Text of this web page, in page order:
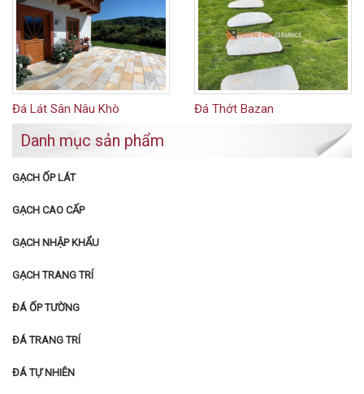
Đá Lát Sân Nâu Khò Đá Thớt Bazan
Danh mục sản phẩm
GẠCH ỐP LÁT
GẠCH CAO CẤP
GẠCH NHẬP KHẨU
GẠCH TRANG TRÍ
ĐÁ ỐP TƯỜNG
ĐÁ TRANG TRÍ
ĐÁ TỰ NHIÊN